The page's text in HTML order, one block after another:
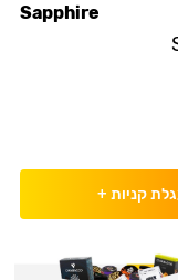
Sapphire
קניות +